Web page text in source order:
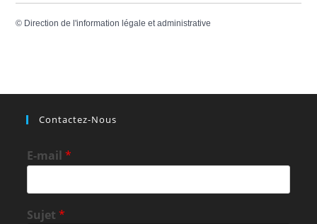
© Direction de l'information légale et administrative
Contactez-Nous
E-mail*
Sujet*